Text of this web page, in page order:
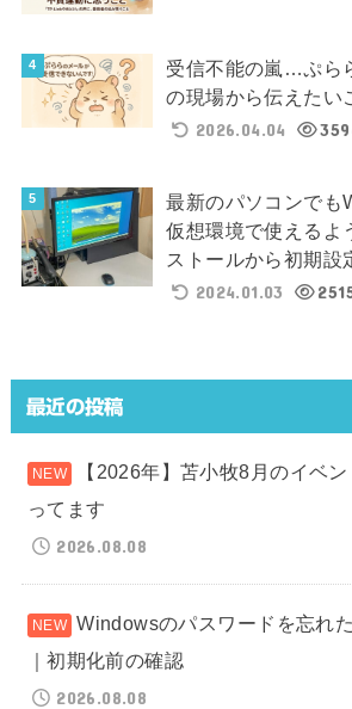
受信不能の嵐…ぷら
の現場から伝えたい
2026.04.04
最新のパソコンでも
仮想環境で使えるよ
ストールから初期設
2024.01.03
最近の投稿
【2026年】苫小牧8月のイベ
ってます
2026.08.08
Windowsのパスワードを忘れ
｜初期化前の確認
2026.08.08